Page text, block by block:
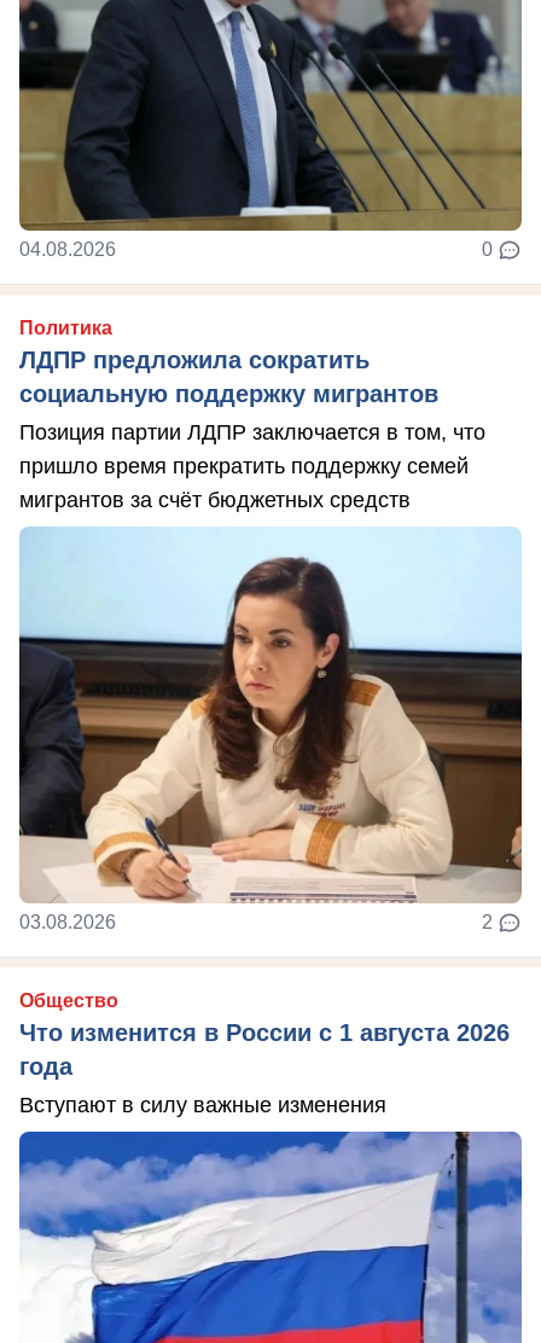
04.08.2026 0
Политика
ЛДПР предложила сократить
социальную поддержку мигрантов
Позиция партии ЛДПР заключается в том, что
пришло время прекратить поддержку семей
мигрантов за счёт бюджетных средств
03.08.2026 2
Общество
Что изменится в России с 1 августа 2026
года
Вступают в силу важные изменения